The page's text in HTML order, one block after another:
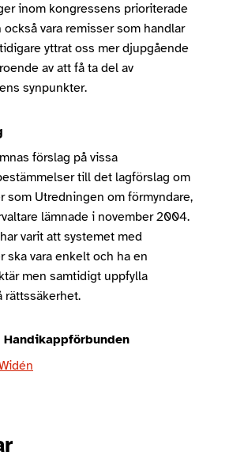
inom kongressens prioriterade
också vara remisser som handlar
yttrat oss mer djupgående
av att få ta del av
synpunkter.
förslag på vissa
till det lagförslag om
som Utredningen om förmyndare,
lämnade i november 2004.
varit att systemet med
ska vara enkelt och ha en
men samtidigt uppfylla
rättssäkerhet.